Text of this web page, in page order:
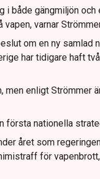
i både gängmiljön
varnar
om en ny samlad
har tidigare haft
men enligt Strömmer
första nationella
året som
för